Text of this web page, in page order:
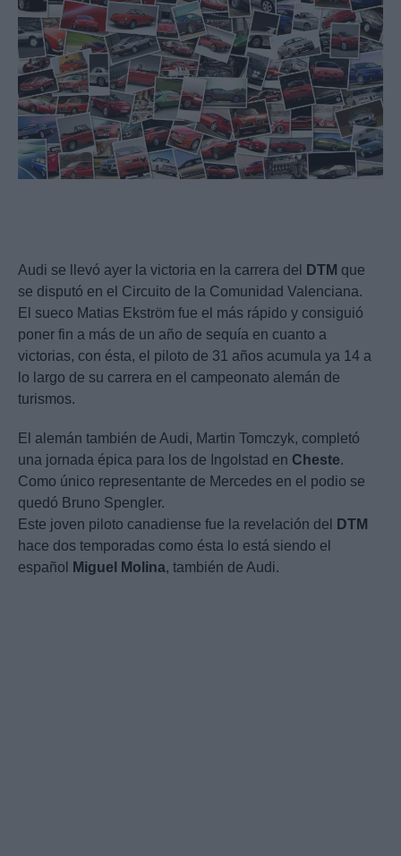
Audi se llevó ayer la victoria en la carrera del DTM que
se disputó en el Circuito de la Comunidad Valenciana.
El sueco Matias Ekström fue el más rápido y consiguió
poner fin a más de un año de sequía en cuanto a
victorias, con ésta, el piloto de 31 años acumula ya 14 a
lo largo de su carrera en el campeonato alemán de
turismos.
El alemán también de Audi, Martin Tomczyk, completó
una jornada épica para los de Ingolstad en Cheste.
Como único representante de Mercedes en el podio se
quedó Bruno Spengler.
Este joven piloto canadiense fue la revelación del
DTM
hace dos temporadas como ésta lo está siendo el
español
Miguel Molina, también de Audi.